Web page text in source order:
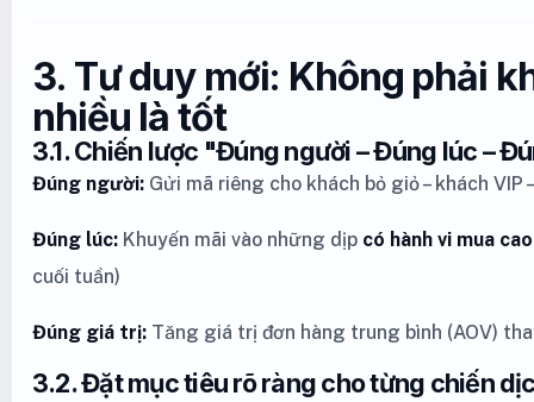
3. Tư duy mới: Không phải
nhiều là tốt
3.1. Chiến lược "Đúng người – Đúng lúc –
Đúng người: Gửi mã riêng cho khách bỏ giỏ – khách
Đúng lúc: Khuyến mãi vào những dịp có hành vi mua cao
cuối tuần)
Đúng giá trị: Tăng giá trị đơn hàng trung bình (AOV)
3.2. Đặt mục tiêu rõ ràng cho từng chiến